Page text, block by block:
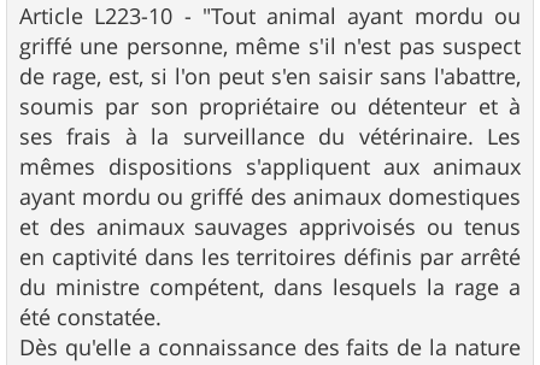
Article L223-10 - "Tout animal ayant mordu ou
griffé une personne, même s'il n'est pas suspect
de rage, est, si l'on peut s'en saisir sans l'abattre,
soumis par son propriétaire ou détenteur et à
ses frais à la surveillance du vétérinaire. Les
mêmes dispositions s'appliquent aux animaux
ayant mordu ou griffé des animaux domestiques
et des animaux sauvages apprivoisés ou tenus
en captivité dans les territoires définis par arrêté
du ministre compétent, dans lesquels la rage a
été constatée.
Dès qu'elle a connaissance des faits de la nature